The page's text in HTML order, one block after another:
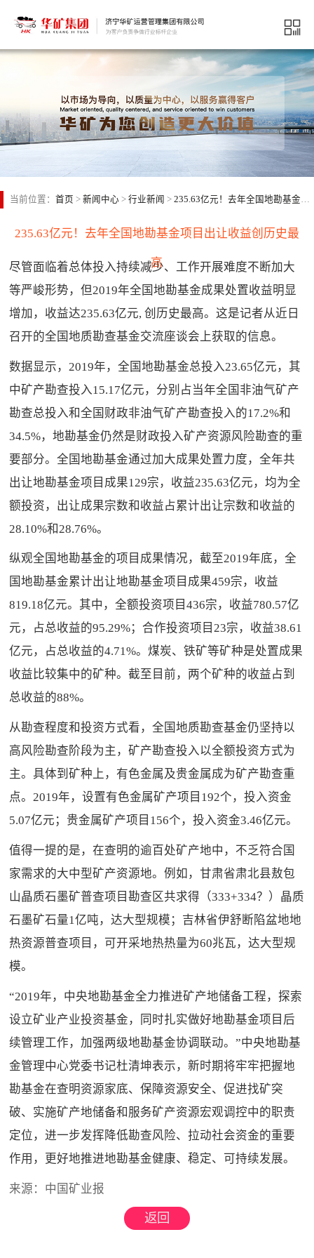
当前位置： 首页 > 新闻中心 > 行业新闻 > 235.63亿元！去年全国地勘基金项目出让收益创历史最高
235.63亿元！去年全国地勘基金项目出让收益创历史最
高
尽管面临着总体投入持续减少、工作开展难度不断加大
等严峻形势，但2019年全国地勘基金成果处置收益明显
增加，收益达235.63亿元, 创历史最高。这是记者从近日
召开的全国地质勘查基金交流座谈会上获取的信息。
数据显示，2019年，全国地勘基金总投入23.65亿元，其
中矿产勘查投入15.17亿元，分别占当年全国非油气矿产
勘查总投入和全国财政非油气矿产勘查投入的17.2%和
34.5%，地勘基金仍然是财政投入矿产资源风险勘查的重
要部分。全国地勘基金通过加大成果处置力度，全年共
出让地勘基金项目成果129宗，收益235.63亿元，均为全
额投资，出让成果宗数和收益占累计出让宗数和收益的
28.10%和28.76%。
纵观全国地勘基金的项目成果情况，截至2019年底，全
国地勘基金累计出让地勘基金项目成果459宗，收益
819.18亿元。其中，全额投资项目436宗，收益780.57亿
元，占总收益的95.29%；合作投资项目23宗，收益38.61
亿元，占总收益的4.71%。煤炭、铁矿等矿种是处置成果
收益比较集中的矿种。截至目前，两个矿种的收益占到
总收益的88%。
从勘查程度和投资方式看，全国地质勘查基金仍坚持以
高风险勘查阶段为主，矿产勘查投入以全额投资方式为
主。具体到矿种上，有色金属及贵金属成为矿产勘查重
点。2019年，设置有色金属矿产项目192个，投入资金
5.07亿元；贵金属矿产项目156个，投入资金3.46亿元。
值得一提的是，在查明的逾百处矿产地中，不乏符合国
家需求的大中型矿产资源地。例如，甘肃省肃北县敖包
山晶质石墨矿普查项目勘查区共求得（333+334？）晶质
石墨矿石量1亿吨，达大型规模；吉林省伊舒断陷盆地地
热资源普查项目，可开采地热热量为60兆瓦，达大型规
模。
“2019年，中央地勘基金全力推进矿产地储备工程，探索
设立矿业产业投资基金，同时扎实做好地勘基金项目后
续管理工作，加强两级地勘基金协调联动。”中央地勘基
金管理中心党委书记杜清坤表示，新时期将牢牢把握地
勘基金在查明资源家底、保障资源安全、促进找矿突
破、实施矿产地储备和服务矿产资源宏观调控中的职责
定位，进一步发挥降低勘查风险、拉动社会资金的重要
作用，更好地推进地勘基金健康、稳定、可持续发展。
来源：中国矿业报
返回